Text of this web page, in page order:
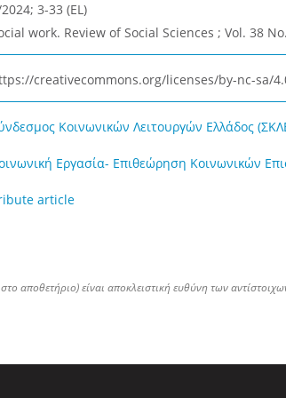
3-33 (EL)
work. Review of Social Sciences ; Vol. 38
creativecommons.org/licenses/by-nc-sa/
Κοινωνικών Λειτουργών Ελλάδος
Εργασία- Επιθεώρηση Κοινωνικών
article
αποθετήριο) είναι αποκλειστική ευθύνη των